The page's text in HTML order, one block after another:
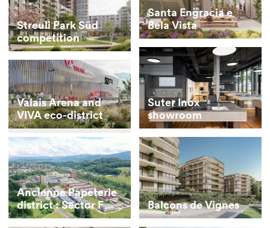
Santa Engracia e
Bela Vista
Streuli Park Süd
competition
Suter Inox
showroom
Valais Arena and
VIVA eco-district
Ancienne Papeterie
district : Sector F
Balcons de Vignes